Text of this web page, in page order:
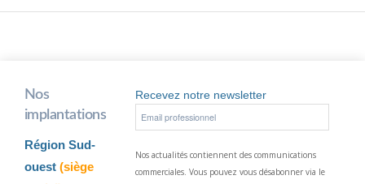
Nos
implantations
Région Sud-
ouest (siège
Recevez notre newsletter
Nos actualités contiennent des communications
commerciales. Vous pouvez vous désabonner via le